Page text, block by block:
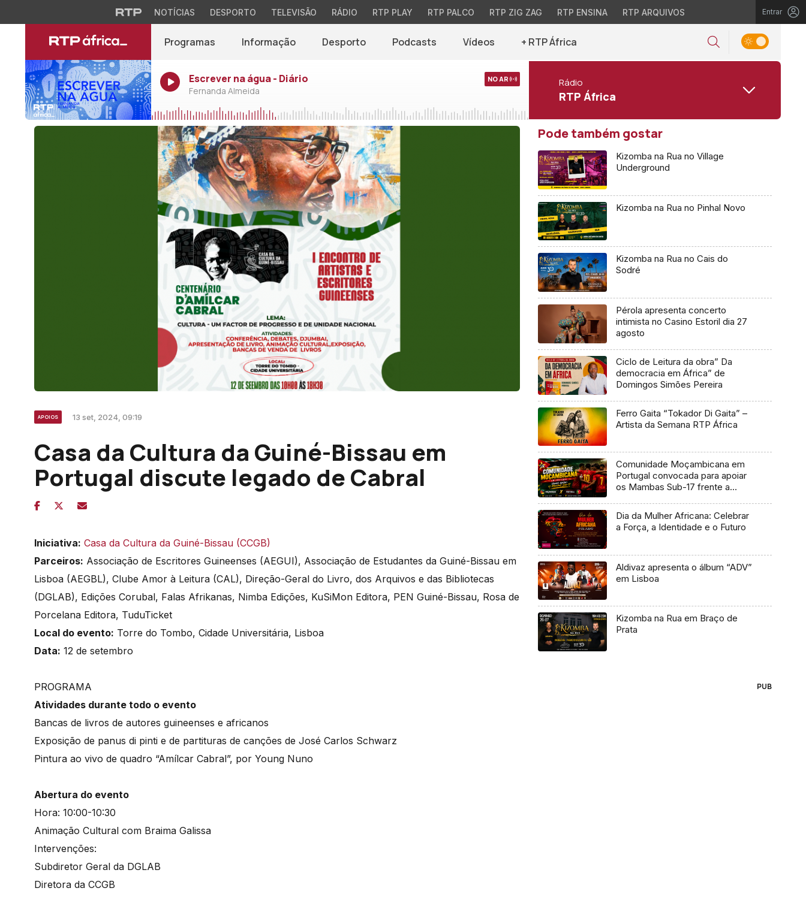
NOTÍCIAS DESPORTO TELEVISÃO RÁDIO RTP PLAY RTP PALCO RTP ZIG ZAG RTP ENSINA RTP ARQUIVOS Entrar
Programas Informação Desporto Podcasts Vídeos + RTP África
Escrever na água - Diário
Fernanda Almeida
NO AR Rádio
RTP África
APOIOS 13 set, 2024, 09:19
Casa da Cultura da Guiné-Bissau em
Portugal discute legado de Cabral
Iniciativa: Casa da Cultura da Guiné-Bissau (CCGB)
Parceiros: Associação de Escritores Guineenses (AEGUI), Associação de Estudantes da Guiné-Bissau em
Lisboa (AEGBL), Clube Amor à Leitura (CAL), Direção-Geral do Livro, dos Arquivos e das Bibliotecas
(DGLAB), Edições Corubal, Falas Afrikanas, Nimba Edições, KuSiMon Editora, PEN Guiné-Bissau, Rosa de
Porcelana Editora, TuduTicket
Local do evento: Torre do Tombo, Cidade Universitária, Lisboa
Data: 12 de setembro
PROGRAMA
Atividades durante todo o evento
Bancas de livros de autores guineenses e africanos
Exposição de panus di pinti e de partituras de canções de José Carlos Schwarz
Pintura ao vivo de quadro “Amílcar Cabral”, por Young Nuno
Abertura do evento
Hora: 10:00-10:30
Animação Cultural com Braima Galissa
Intervenções:
Subdiretor Geral da DGLAB
Diretora da CCGB
Pode também gostar
Kizomba na Rua no Village
Underground
Kizomba na Rua no Pinhal Novo
Kizomba na Rua no Cais do
Sodré
Pérola apresenta concerto
intimista no Casino Estoril dia 27
agosto
Ciclo de Leitura da obra” Da
democracia em África” de
Domingos Simões Pereira
Ferro Gaita “Tokador Di Gaita” –
Artista da Semana RTP África
Comunidade Moçambicana em
Portugal convocada para apoiar
os Mambas Sub-17 frente a
Dia da Mulher Africana: Celebrar
a Força, a Identidade e o Futuro
Aldivaz apresenta o álbum “ADV”
em Lisboa
Kizomba na Rua em Braço de
Prata
PUB